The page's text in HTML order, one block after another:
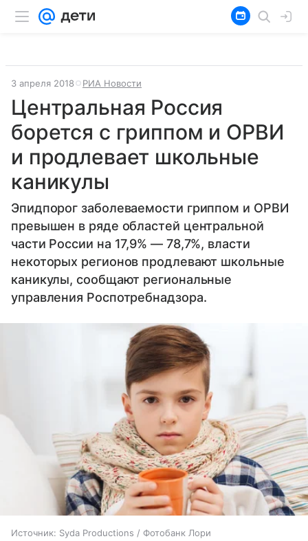
3 апреля 2018 РИА Новости
Центральная Россия
борется с гриппом и ОРВИ
и продлевает школьные
каникулы
Эпидпорог заболеваемости гриппом и ОРВИ
превышен в ряде областей центральной
части России на 17,9% — 78,7%, власти
некоторых регионов продлевают школьные
каникулы, сообщают региональные
управления Роспотребнадзора.
Источник: Syda Productions / Фотобанк Лори